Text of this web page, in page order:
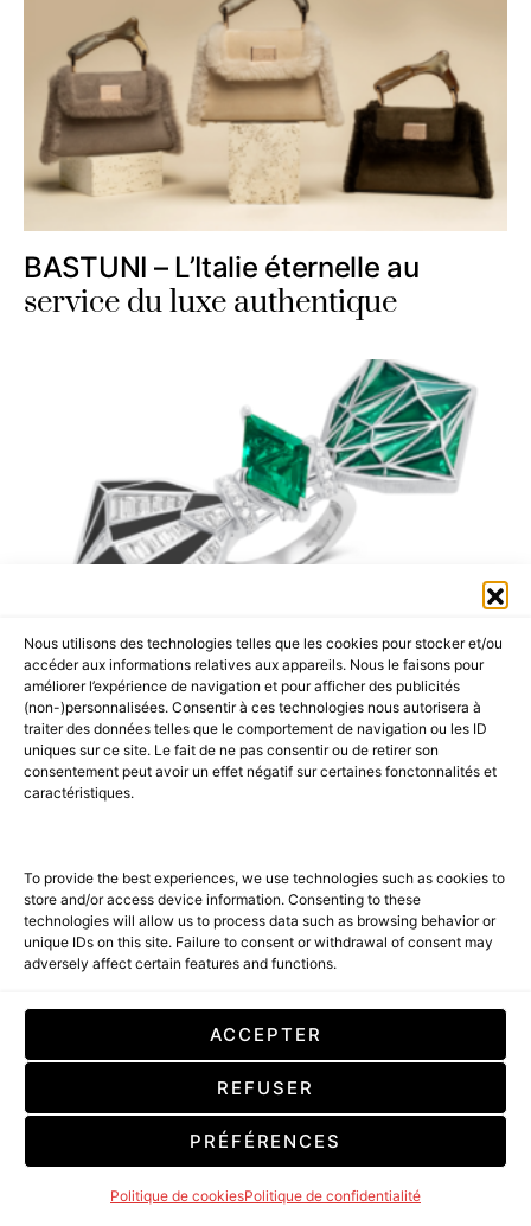
Nous utilisons des technologies telles que les cookies pour stocker et/ou
accéder aux informations relatives aux appareils. Nous le faisons pour
améliorer l’expérience de navigation et pour afficher des publicités
(non-)personnalisées. Consentir à ces technologies nous autorisera à
traiter des données telles que le comportement de navigation ou les ID
uniques sur ce site. Le fait de ne pas consentir ou de retirer son
consentement peut avoir un effet négatif sur certaines fonctonnalités et
caractéristiques.
To provide the best experiences, we use technologies such as cookies to
store and/or access device information. Consenting to these
technologies will allow us to process data such as browsing behavior or
unique IDs on this site. Failure to consent or withdrawal of consent may
adversely affect certain features and functions.
ACCEPTER
REFUSER
PRÉFÉRENCES
Politique de cookiesPolitique de confidentialité
BASTUNI – L’Italie éternelle au
service du luxe authentique
Serendipity – Un voyage vers de
nouveaux sommets
SHOOTING TIME – HINAITI